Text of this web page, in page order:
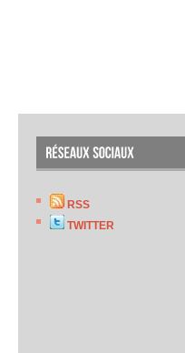
RSS
TWITTER